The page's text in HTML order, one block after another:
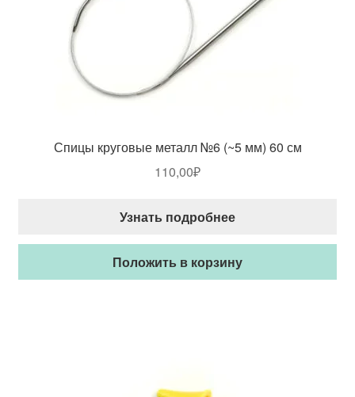
Спицы круговые металл №6 (~5 мм) 60 см
110,00₽
Узнать подробнее
Положить в корзину